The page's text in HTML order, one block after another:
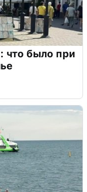
что было при